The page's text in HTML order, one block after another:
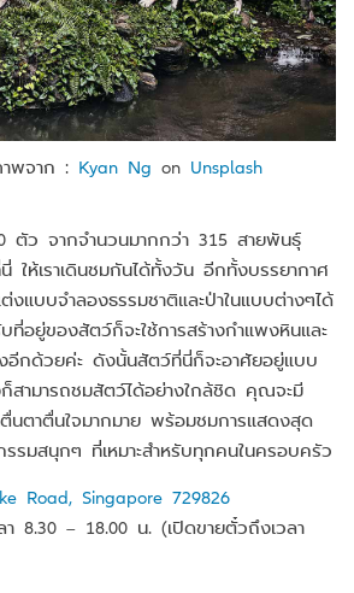
พจาก : Kyan Ng on Unsplash
ตัว จากจำนวนมากกว่า 315 สายพันธุ์
ให้เราเดินชมกันได้ทั้งวัน อีกทั้งบรรยากาศ
งแบบจำลองธรรมชาติและป่าในแบบต่างๆได้
ที่อยู่ของสัตว์ก็จะใช้การสร้างกำแพงหินและ
งอีกด้วยค่ะ ดังนั้นสัตว์ที่นี่ก็จะอาศัยอยู่แบบ
ก็สามารถชมสัตว์ได้อย่างใกล้ชิด คุณจะมี
ตื่นตาตื่นใจมากมาย พร้อมชมการแสดงสุด
รรมสนุกๆ ที่เหมาะสำหรับทุกคนในครอบครัว
Road, Singapore 729826
า 8.30 – 18.00 น. (เปิดขายตั๋วถึงเวลา